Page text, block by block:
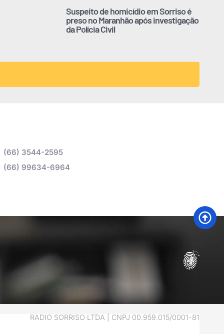
Suspeito de homicídio em Sorriso é
preso no Maranhão após investigação
da Polícia Civil
(66) 3544-2595
(66) 99634-6964
RADIO SORRISO LTDA | CNPJ 00.959.015/0001-81